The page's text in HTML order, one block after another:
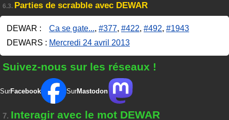
6.3. Parties de scrabble avec DEWAR
DEWAR : Ca se gate..., #377, #422, #492, #1943
DEWARS : Mercredi 24 avril 2013
Suivez-nous sur les réseaux !
SurFacebook SurMastodon
7. Interagir avec le mot DEWAR